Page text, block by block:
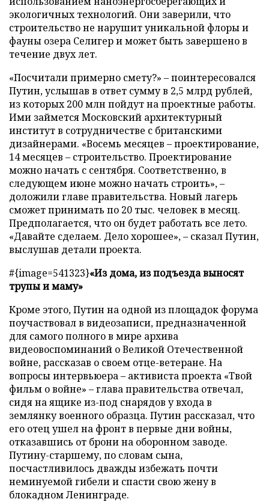
экологичных технологий. Они заверили, что
строительство не нарушит уникальной флоры и
фауны озера Селигер и может быть завершено в
течение двух лет.
«Посчитали примерно смету?» – поинтересовался
Путин, услышав в ответ сумму в 2,5 млрд рублей,
из которых 200 млн пойдут на проектные работы.
Ими займется Московский архитектурный
институт в сотрудничестве с британскими
дизайнерами. «Восемь месяцев – проектирование,
14 месяцев – строительство. Проектирование
можно начать с сентября. Соответственно, в
следующем июне можно начать строить», –
доложили главе правительства. Новый лагерь
сможет принимать по 20 тыс. человек в месяц.
Предполагается, что он будет работать все лето.
«Давайте сделаем. Дело хорошее», – сказал Путин,
выслушав детали проекта.
#{image=541323}«Из дома, из подъезда выносят
трупы и маму»
Кроме этого, Путин на одной из площадок форума
поучаствовал в видеозаписи, предназначенной
для самого полного в мире архива
видеовоспоминаний о Великой Отечественной
войне, рассказав о своем отце-ветеране. На
вопросы интервьюера – активиста проекта «Твой
фильм о войне» – глава правительства отвечал,
сидя на ящике из-под снарядов у входа в
землянку военного образца. Путин рассказал, что
его отец ушел на фронт в первые дни войны,
отказавшись от брони на оборонном заводе.
Путину-старшему, по словам сына,
посчастливилось дважды избежать почти
неминуемой гибели и спасти свою жену в
блокадном Ленинграде.